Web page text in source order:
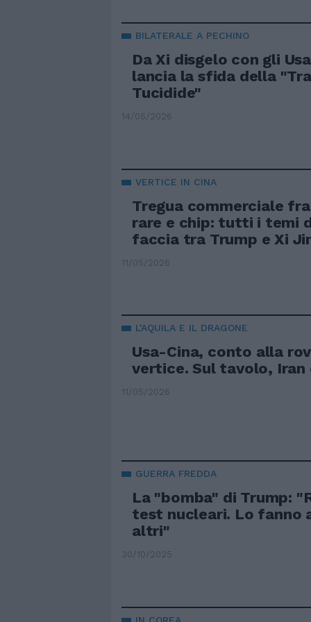
BILATERALE A PECHINO
Da Xi disgelo con gli
lancia la sfida della
Tucidide"
14/05/2026
VERTICE IN CINA
Tregua commerciale
rare e chip: tutti i temi
faccia tra Trump e Xi
11/05/2026
L'AQUILA E IL DRAGONE
Usa-Cina, conto alla
vertice. Sul tavolo, Iran
11/05/2026
GUERRA FREDDA
La "bomba" di Trump:
test nucleari. Lo fanno
altri"
30/10/2025